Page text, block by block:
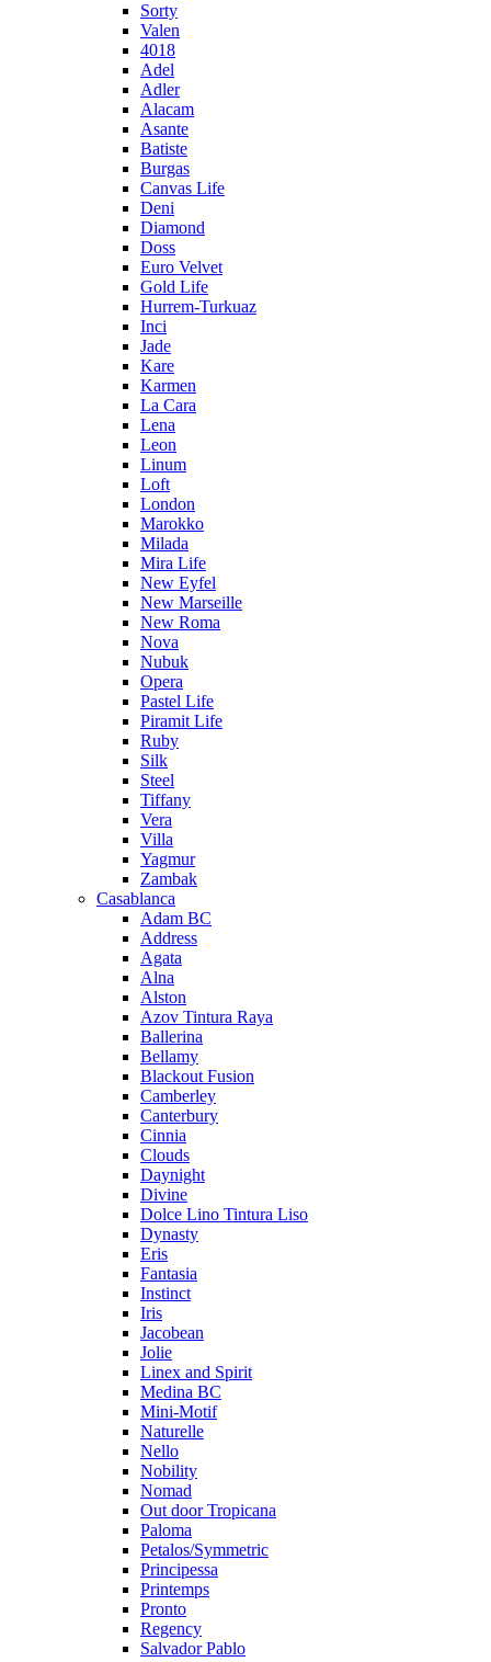
Sorty
Valen
4018
Adel
Adler
Alacam
Asante
Batiste
Burgas
Canvas Life
Deni
Diamond
Doss
Euro Velvet
Gold Life
Hurrem-Turkuaz
Inci
Jade
Kare
Karmen
La Cara
Lena
Leon
Linum
Loft
London
Marokko
Milada
Mira Life
New Eyfel
New Marseille
New Roma
Nova
Nubuk
Opera
Pastel Life
Piramit Life
Ruby
Silk
Steel
Tiffany
Vera
Villa
Yagmur
Zambak
Casablanca
Adam BC
Address
Agata
Alna
Alston
Azov Tintura Raya
Ballerina
Bellamy
Blackout Fusion
Camberley
Canterbury
Cinnia
Clouds
Daynight
Divine
Dolce Lino Tintura Liso
Dynasty
Eris
Fantasia
Instinct
Iris
Jacobean
Jolie
Linex and Spirit
Medina BC
Mini-Motif
Naturelle
Nello
Nobility
Nomad
Out door Tropicana
Paloma
Petalos/Symmetric
Principessa
Printemps
Pronto
Regency
Salvador Pablo